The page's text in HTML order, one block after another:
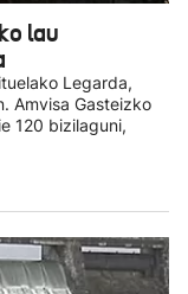
lau
Legarda,
Amvisa Gasteizko
120 bizilaguni,